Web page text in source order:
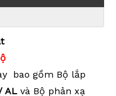
bao gồm Bộ lắp
AL và Bộ phản xạ